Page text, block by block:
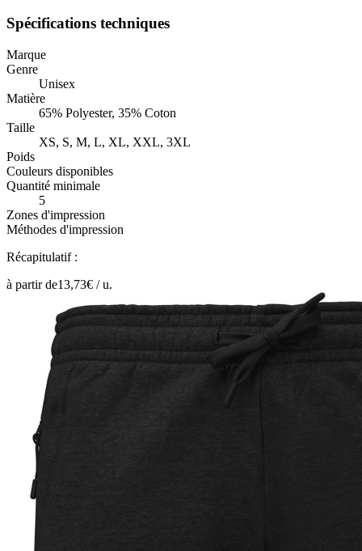
Spécifications techniques
Marque
Genre
Unisex
Matière
65% Polyester, 35% Coton
Taille
XS, S, M, L, XL, XXL, 3XL
Poids
Couleurs disponibles
Quantité minimale
5
Zones d'impression
Méthodes d'impression
Récapitulatif :
à partir de13,73€ /u.